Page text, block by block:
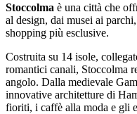
Stoccolma è una città che
al design, dai musei ai
shopping più esclusive.
Costruita su 14 isole,
romantici canali, Stoccolma
angolo. Dalla medievale
innovative architetture di
fioriti, i caffè alla moda e gli